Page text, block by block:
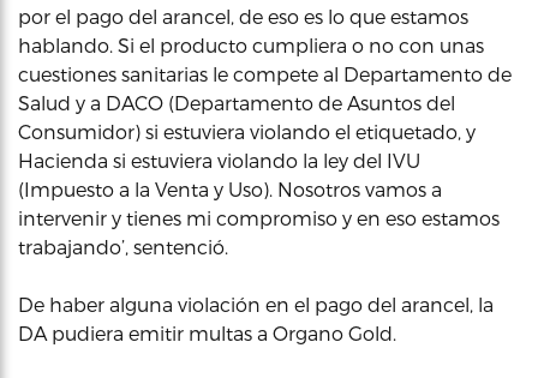
por el pago del arancel, de eso es lo que estamos
hablando. Si el producto cumpliera o no con unas
cuestiones sanitarias le compete al Departamento de
Salud y a DACO (Departamento de Asuntos del
Consumidor) si estuviera violando el etiquetado, y
Hacienda si estuviera violando la ley del IVU
(Impuesto a la Venta y Uso). Nosotros vamos a
intervenir y tienes mi compromiso y en eso estamos
trabajando’, sentenció.
De haber alguna violación en el pago del arancel, la
DA pudiera emitir multas a Organo Gold.